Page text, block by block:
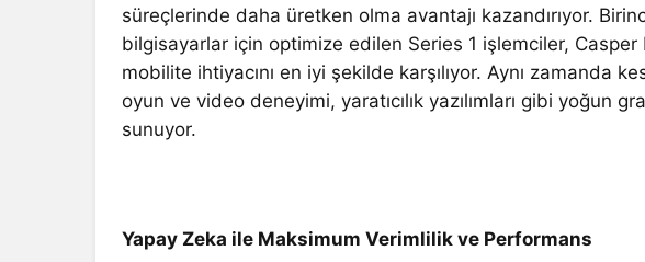
süreçlerinde daha üretken olma avantajı kazandırıyor.
bilgisayarlar için optimize edilen Series 1 işlemciler,
mobilite ihtiyacını en iyi şekilde karşılıyor. Aynı zamanda
oyun ve video deneyimi, yaratıcılık yazılımları gibi yoğun
sunuyor.
Yapay Zeka ile Maksimum Verimlilik ve Performans